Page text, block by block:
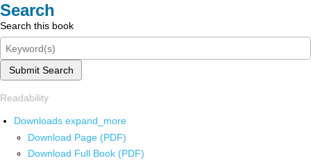
Search
Search this book
Submit Search
Readability
Downloads expand_more
Download Page (PDF)
Download Full Book (PDF)